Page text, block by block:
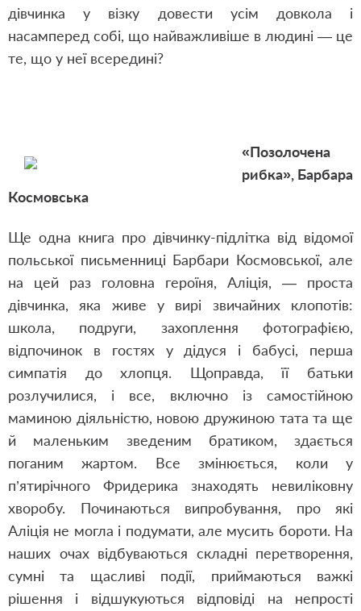
дівчинка у візку довести усім довкола і
насамперед собі, що найважливіше в людині — це
те, що у неї всередині?
«Позолочена
рибка», Барбара
Космовська
Ще одна книга про дівчинку-підлітка від відомої
польської письменниці Барбари Космовської, але
на цей раз головна героїня, Аліція, — проста
дівчинка, яка живе у вирі звичайних клопотів:
школа, подруги, захоплення фотографією,
відпочинок в гостях у дідуся і бабусі, перша
симпатія до хлопця. Щоправда, її батьки
розлучилися, і все, включно із самостійною
маминою діяльністю, новою дружиною тата та ще
й маленьким зведеним братиком, здається
поганим жартом. Все змінюється, коли у
п’ятирічного Фридерика знаходять невиліковну
хворобу. Починаються випробування, про які
Аліція не могла і подумати, але мусить бороти. На
наших очах відбуваються складні перетворення,
сумні та щасливі події, приймаються важкі
рішення і відшукуються відповіді на непрості